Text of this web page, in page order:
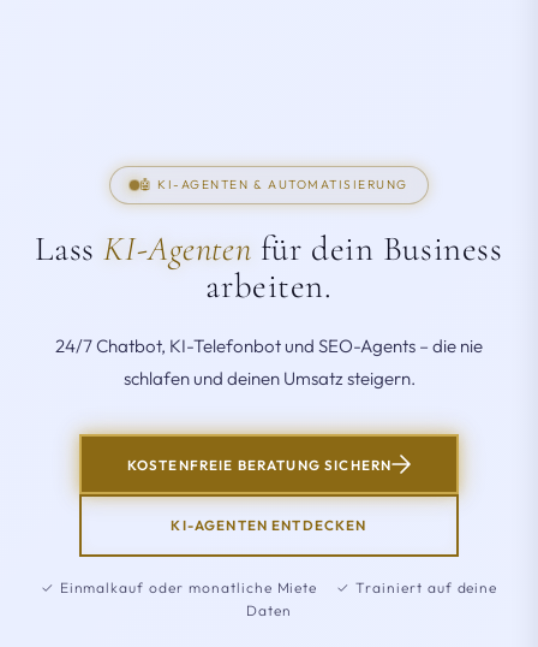
🤖 KI-AGENTEN & AUTOMATISIERUNG
LassKI-Agenten für dein Business
arbeiten.
24/7 Chatbot, KI-Telefonbot und SEO-Agents – die nie
schlafen und deinen Umsatz steigern.
KOSTENFREIE BERATUNG SICHERN
KI-AGENTEN ENTDECKEN
✓ Einmalkauf oder monatliche Miete ✓ Trainiert auf deine
Daten